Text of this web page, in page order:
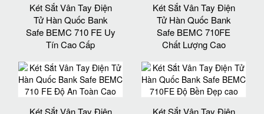
Két Sắt Vân Tay Điện
Tử Hàn Quốc Bank
Safe BEMC 710 FE Uy
Tín Cao Cấp
Két Sắt Vân Tay Điện
Tử Hàn Quốc Bank
Safe BEMC 710FE
Chất Lượng Cao
Két Sắt Vân Tay Điện
Két Sắt Vân Tay Điện